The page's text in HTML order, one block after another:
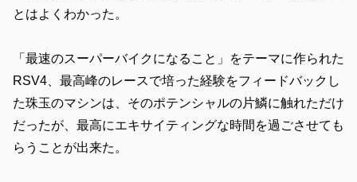
とはよくわかった。
「最速のスーパーバイクになること」をテーマに作られた
RSV4、最高峰のレースで培った経験をフィードバックし
た珠玉のマシンは、そのポテンシャルの片鱗に触れただけ
だったが、最高にエキサイティングな時間を過ごさせても
らうことが出来た。